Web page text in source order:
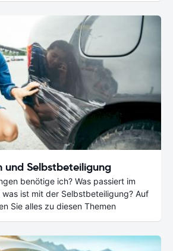
und Selbstbeteiligung
benötige ich? Was passiert im
was ist mit der Selbstbeteiligung? Auf
Sie alles zu diesen Themen